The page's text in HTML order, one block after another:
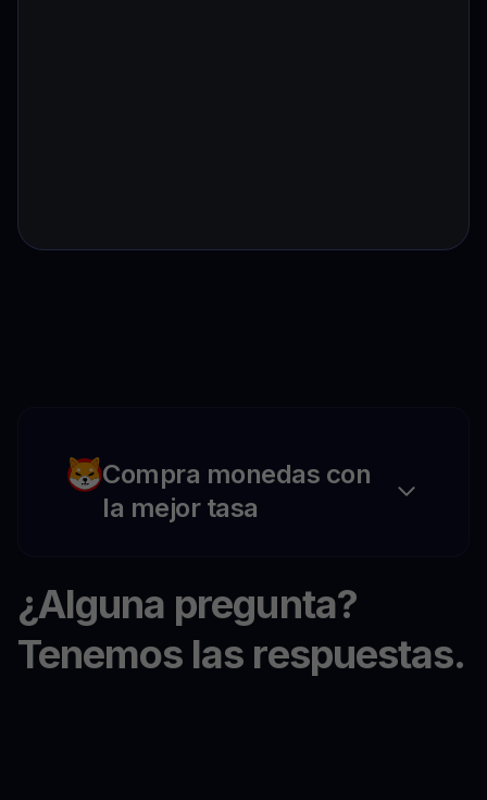
Compra monedas con
la mejor tasa
¿Alguna pregunta?
Tenemos las respuestas.